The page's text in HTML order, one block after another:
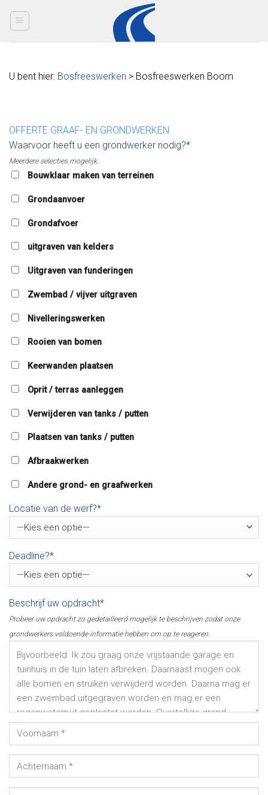
U bent hier: Bosfreeswerken > Bosfreeswerken Boom
OFFERTE GRAAF- EN GRONDWERKEN
Waarvoor heeft u een grondwerker nodig?*
Meerdere selecties mogelijk.
Bouwklaar maken van terreinen
Grondaanvoer
Grondafvoer
uitgraven van kelders
Uitgraven van funderingen
Zwembad / vijver uitgraven
Nivelleringswerken
Rooien van bomen
Keerwanden plaatsen
Oprit / terras aanleggen
Verwijderen van tanks / putten
Plaatsen van tanks / putten
Afbraakwerken
Andere grond- en graafwerken
Locatie van de werf?*
Deadline?*
Beschrijf uw opdracht*
Probeer uw opdracht zo gedetailleerd mogelijk te beschrijven zodat onze
grondwerkers voldoende informatie hebben om op te reageren.